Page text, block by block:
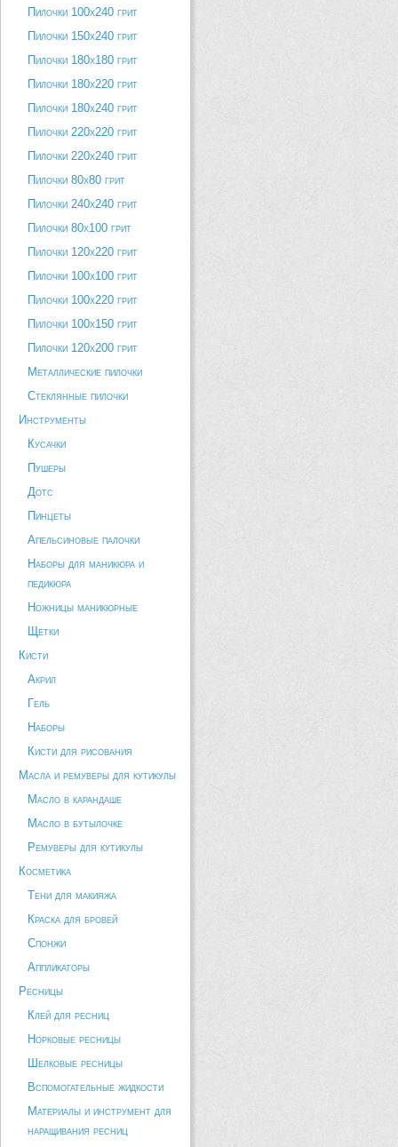
Пилочки 100х240 грит
Пилочки 150х240 грит
Пилочки 180х180 грит
Пилочки 180х220 грит
Пилочки 180х240 грит
Пилочки 220х220 грит
Пилочки 220х240 грит
Пилочки 80х80 грит
Пилочки 240х240 грит
Пилочки 80х100 грит
Пилочки 120х220 грит
Пилочки 100х100 грит
Пилочки 100х220 грит
Пилочки 100х150 грит
Пилочки 120х200 грит
Металлические пилочки
Стеклянные пилочки
Инструменты
Кусачки
Пушеры
Дотс
Пинцеты
Апельсиновые палочки
Наборы для маникюра и
педикюра
Ножницы маникюрные
Щетки
Кисти
Акрил
Гель
Наборы
Кисти для рисования
Масла и ремуверы для кутикулы
Масло в карандаше
Масло в бутылочке
Ремуверы для кутикулы
Косметика
Тени для макияжа
Краска для бровей
Спонжи
Аппликаторы
Ресницы
Клей для ресниц
Норковые ресницы
Шелковые ресницы
Вспомогательные жидкости
Материалы и инструмент для
наращивания ресниц